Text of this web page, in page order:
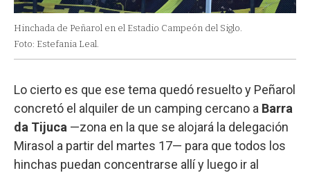
Hinchada de Peñarol en el Estadio Campeón del Siglo.
Foto: Estefania Leal.
Lo cierto es que ese tema quedó resuelto y Peñarol
concretó el alquiler de un camping cercano a Barra
da Tijuca —zona en la que se alojará la delegación
Mirasol a partir del martes 17— para que todos los
hinchas puedan concentrarse allí y luego ir al